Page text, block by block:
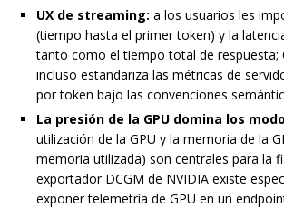
UX de streaming: a los usuarios les
(tiempo hasta el primer token) y la
tanto como el tiempo total de respuesta;
incluso estandariza las métricas de
por token bajo las convenciones
La presión de la GPU domina los
utilización de la GPU y la memoria de la
memoria utilizada) son centrales para la
exportador DCGM de NVIDIA existe
exponer telemetría de GPU en un